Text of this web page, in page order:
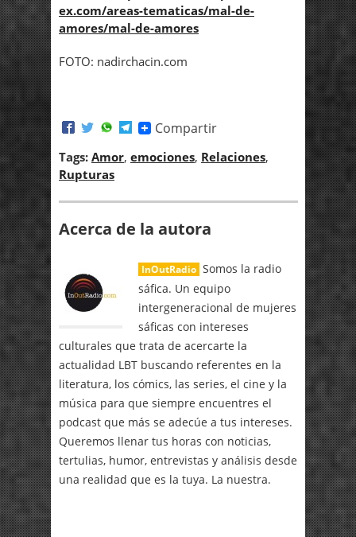
ex.com/areas-tematicas/mal-de-
amores/mal-de-amores
FOTO: nadirchacin.com
Compartir
Tags: Amor, emociones, Relaciones,
Rupturas
Acerca de la autora
InOutRadio Somos la radio
sáfica. Un equipo
intergeneracional de mujeres
sáficas con intereses
culturales que trata de acercarte la
actualidad LBT buscando referentes en la
literatura, los cómics, las series, el cine y la
música para que siempre encuentres el
podcast que más se adecúe a tus intereses.
Queremos llenar tus horas con noticias,
tertulias, humor, entrevistas y análisis desde
una realidad que es la tuya. La nuestra.